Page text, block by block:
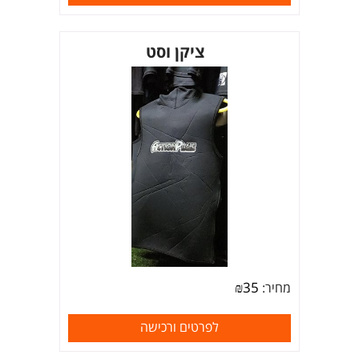
ציקן וסט
מחיר: ₪35
לפרטים ורכישה